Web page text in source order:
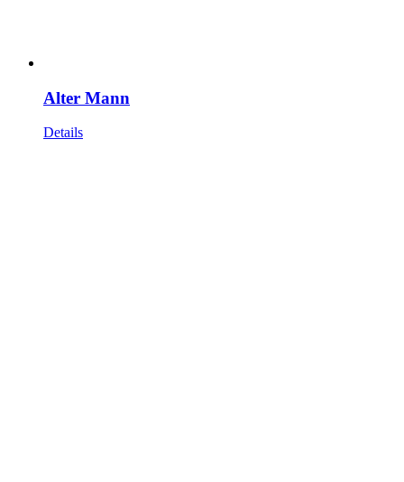
Alter Mann
Details